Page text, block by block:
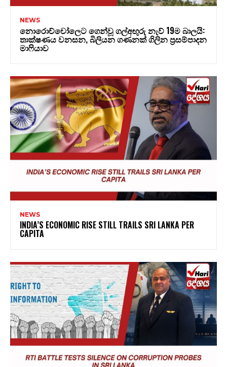
NEWS
නොරොච්චෝලෙට ගෙන්වූ ගල්අඟුරු නැව් 19ම බාලයි:
තාක්ෂණය වනසන, බිලියන ගණනක් ගිලින ප්‍රසම්පාදන
මාෆියාව
NEWS
INDIA’S ECONOMIC RISE STILL TRAILS SRI LANKA PER
CAPITA